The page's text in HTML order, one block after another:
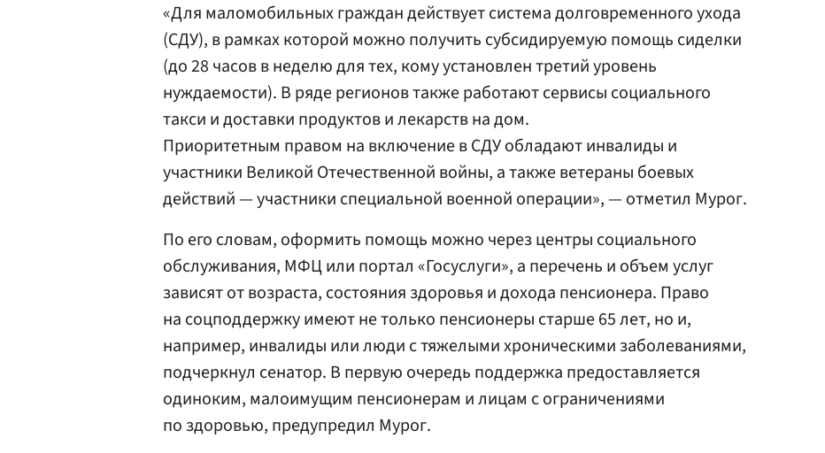
«Для маломобильных граждан действует система долговременного ухода
(СДУ), в рамках которой можно получить субсидируемую помощь сиделки
(до 28 часов в неделю для тех, кому установлен третий уровень
нуждаемости). В ряде регионов также работают сервисы социального
такси и доставки продуктов и лекарств на дом.
Приоритетным правом на включение в СДУ обладают инвалиды и
участники Великой Отечественной войны, а также ветераны боевых
действий — участники специальной военной операции», — отметил Мурог.
По его словам, оформить помощь можно через центры социального
обслуживания, МФЦ или портал «Госуслуги», а перечень и объем услуг
зависят от возраста, состояния здоровья и дохода пенсионера. Право
на соцподдержку имеют не только пенсионеры старше 65 лет, но и,
например, инвалиды или люди с тяжелыми хроническими заболеваниями,
подчеркнул сенатор. В первую очередь поддержка предоставляется
одиноким, малоимущим пенсионерам и лицам с ограничениями
по здоровью, предупредил Мурог.